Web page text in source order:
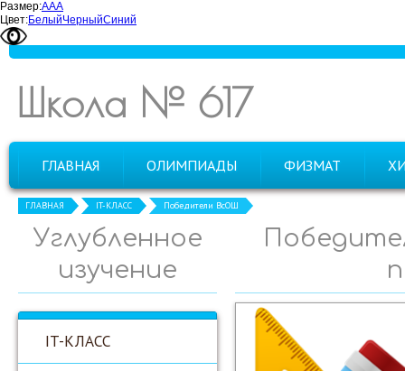
Размер:ААА
Цвет:БелыйЧерныйСиний
Школа № 617
ГЛАВНАЯ ОЛИМПИАДЫ ФИЗМАТ
ГЛАВНАЯ IT-КЛАСС Победители ВсОШ
Углубленное
изучение
IT-КЛАСС